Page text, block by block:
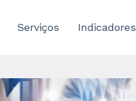
Serviços Indicadores